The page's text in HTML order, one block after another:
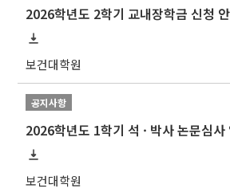
2026학년도 2학기 교내장학금 신청
보건대학원
공지사항
보건대학원